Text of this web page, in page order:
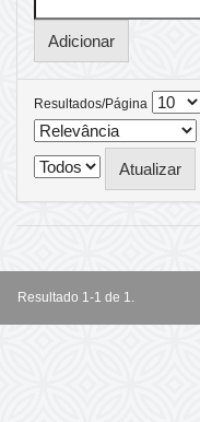
Resultados/Página
Resultado 1-1 de 1.